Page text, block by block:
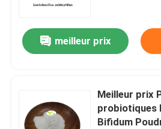
meilleur prix
Meilleur prix
probiotiques
Bifidum